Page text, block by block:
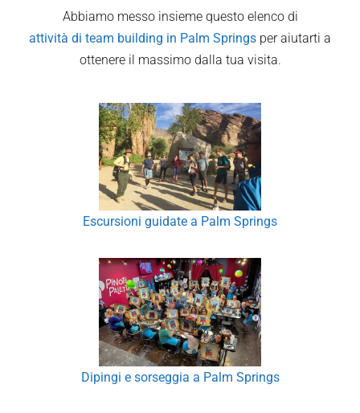
Abbiamo messo insieme questo elenco di
attività di team building in Palm Springs per aiutarti a
ottenere il massimo dalla tua visita.
Escursioni guidate a Palm Springs
Dipingi e sorseggia a Palm Springs